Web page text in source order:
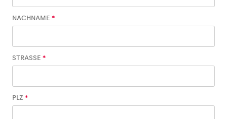
Seiten
NACHNAME *
STRASSE *
PLZ *